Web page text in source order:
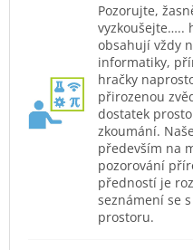
Pozorujte,
vyzkoušejte…..
obsahují vždy
informatiky,
hračky
přirozenou
dostatek
zkoumání.
především na
pozorování
předností je
seznámení se
prostoru.